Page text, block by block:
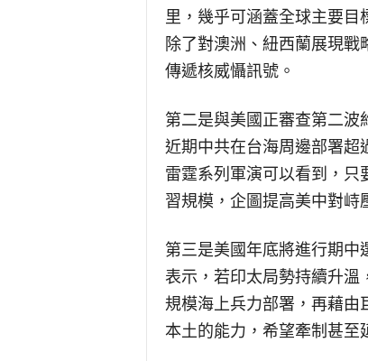
里，幾乎可涵蓋全球主要目
除了對澳洲、紐西蘭展現
傳遞核威懾訊號。
第二是與美國正審查第二波
近期中共在台海周邊部署超
雷霆系列軍演可以看到，只
習規模，企圖提高美中對峙
第三是美國年底將進行期中
表示，若印太局勢持續升溫
規模海上兵力部署，再藉由
本土的能力，希望牽制甚至